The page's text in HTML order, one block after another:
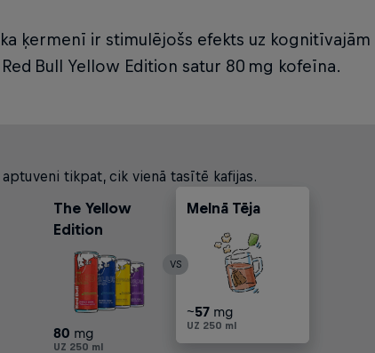
ķermenī ir stimulējošs efekts uz
Bull Yellow Edition satur 80 mg kofeīna.
tikpat, cik vienā tasītē kafijas.
The Yellow
Edition
80 mg
UZ 250 ml
79mg
UZ 250 ml
Melnā Tēja
~57 mg
UZ 250 ml
Kola
~28 mg
UZ 250 ml
Filtrēta Kafija
~113 mg
UZ 250 ml
79mg
UZ 250 ml
VS